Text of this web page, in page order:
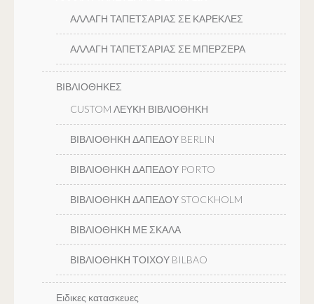
ΑΛΛΑΓΗ ΤΑΠΕΤΣΑΡΙΑΣ ΣΕ ΚΑΡΕΚΛΕΣ
ΑΛΛΑΓΗ ΤΑΠΕΤΣΑΡΙΑΣ ΣΕ ΜΠΕΡΖΕΡΑ
ΒΙΒΛΙΟΘΗΚΕΣ
CUSTOM ΛΕΥΚΗ ΒΙΒΛΙΟΘΗΚΗ
ΒΙΒΛΙΟΘΗΚΗ ΔΑΠΕΔΟΥ BERLIN
ΒΙΒΛΙΟΘΗΚΗ ΔΑΠΕΔΟΥ PORTO
ΒΙΒΛΙΟΘΗΚΗ ΔΑΠΕΔΟΥ STOCKHOLM
ΒΙΒΛΙΟΘΗΚΗ ΜΕ ΣΚΑΛΑ
ΒΙΒΛΙΟΘΗΚΗ ΤΟΙΧΟΥ BILBAO
Ειδικες κατασκευες